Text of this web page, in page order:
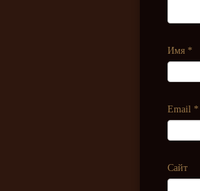
Имя *
Email *
Сайт